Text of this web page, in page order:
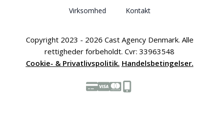
Virksomhed Kontakt
Copyright 2023 - 2026 Cast Agency Denmark. Alle
rettigheder forbeholdt. Cvr: 33963548
Cookie- & Privatlivspolitik. Handelsbetingelser.